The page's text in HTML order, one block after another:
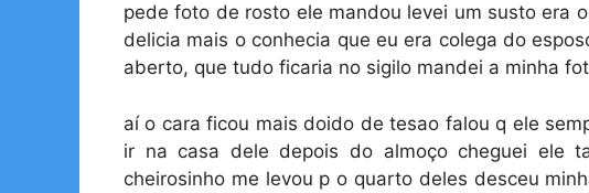
pede foto de rosto ele mandou levei um susto era
delicia mais o conhecia que eu era colega do
aberto, que tudo ficaria no sigilo mandei a minha
aí o cara ficou mais doido de tesao falou q ele
ir na casa dele depois do almoço cheguei ele
cheirosinho me levou p o quarto deles desceu